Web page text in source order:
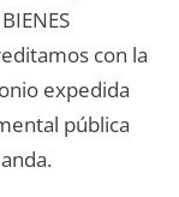
con la
expedida
pública